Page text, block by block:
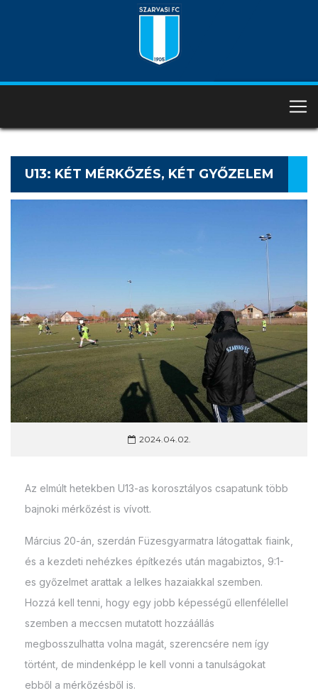
U13: KÉT MÉRKŐZÉS, KÉT GYŐZELEM
2024.04.02.
Az elmúlt hetekben U13-as korosztályos csapatunk több
bajnoki mérkőzést is vívott.
Március 20-án, szerdán Füzesgyarmatra látogattak fiaink,
és a kezdeti nehézkes építkezés után magabiztos, 9:1-
es győzelmet arattak a lelkes hazaiakkal szemben.
Hozzá kell tenni, hogy egy jobb képességű ellenfélellel
szemben a meccsen mutatott hozzáállás
megbosszulhatta volna magát, szerencsére nem így
történt, de mindenképp le kell vonni a tanulságokat
ebből a mérkőzésből is.